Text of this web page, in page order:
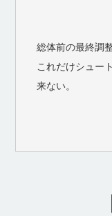
総体前の最終調整
これだけシュー
来ない。